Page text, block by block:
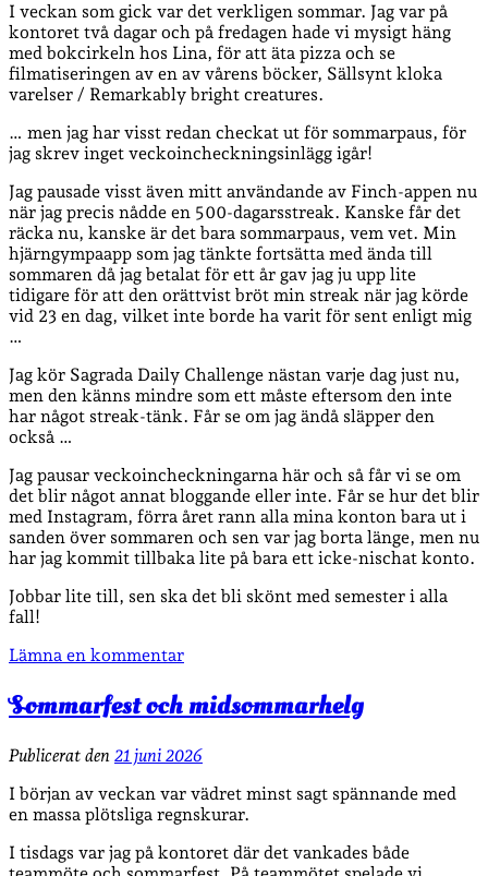
I veckan som gick var det verkligen sommar. Jag var på
kontoret två dagar och på fredagen hade vi mysigt häng
med bokcirkeln hos Lina, för att äta pizza och se
filmatiseringen av en av vårens böcker, Sällsynt kloka
varelser / Remarkably bright creatures.
… men jag har visst redan checkat ut för sommarpaus, för
jag skrev inget veckoincheckningsinlägg igår!
Jag pausade visst även mitt användande av Finch-appen nu
när jag precis nådde en 500-dagarsstreak. Kanske får det
räcka nu, kanske är det bara sommarpaus, vem vet. Min
hjärngympaapp som jag tänkte fortsätta med ända till
sommaren då jag betalat för ett år gav jag ju upp lite
tidigare för att den orättvist bröt min streak när jag körde
vid 23 en dag, vilket inte borde ha varit för sent enligt mig
…
Jag kör Sagrada Daily Challenge nästan varje dag just nu,
men den känns mindre som ett måste eftersom den inte
har något streak-tänk. Får se om jag ändå släpper den
också …
Jag pausar veckoincheckningarna här och så får vi se om
det blir något annat bloggande eller inte. Får se hur det blir
med Instagram, förra året rann alla mina konton bara ut i
sanden över sommaren och sen var jag borta länge, men nu
har jag kommit tillbaka lite på bara ett icke-nischat konto.
Jobbar lite till, sen ska det bli skönt med semester i alla
fall!
Lämna en kommentar
Sommarfest och midsommarhelg
Publicerat den 21 juni 2026
I början av veckan var vädret minst sagt spännande med
en massa plötsliga regnskurar.
I tisdags var jag på kontoret där det vankades både